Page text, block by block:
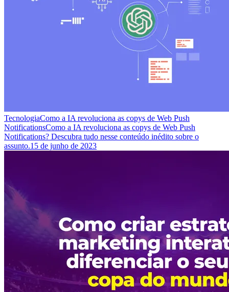
TecnologiaComo a IA revoluciona as copys de Web Push
NotificationsComo a IA revoluciona as copys de Web Push
Notifications? Descubra tudo nesse conteúdo inédito sobre o
assunto.15 de junho de 2023